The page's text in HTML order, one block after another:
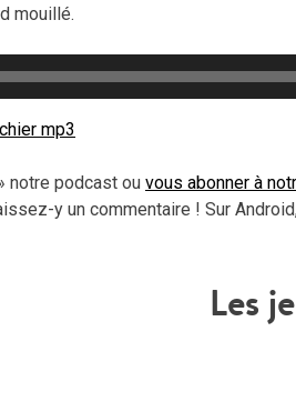
mouillé.
mp3
notre podcast ou vous abonner à
y un commentaire ! Sur
Les